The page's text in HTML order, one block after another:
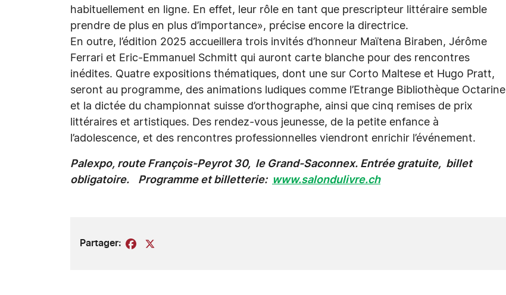
habituellement en ligne. En effet, leur rôle en tant que prescripteur littéraire semble
prendre de plus en plus d’importance», précise encore la directrice.
En outre, l’édition 2025 accueillera trois invités d’honneur Maïtena Biraben, Jérôme
Ferrari et Eric-Emmanuel Schmitt qui auront carte blanche pour des rencontres
inédites. Quatre expositions thématiques, dont une sur Corto Maltese et Hugo Pratt,
seront au programme, des animations ludiques comme l’Etrange Bibliothèque Octarine
et la dictée du championnat suisse d’orthographe, ainsi que cinq remises de prix
littéraires et artistiques. Des rendez-vous jeunesse, de la petite enfance à
l’adolescence, et des rencontres professionnelles viendront enrichir l’événement.
Palexpo, route François-Peyrot 30, le Grand-Saconnex. Entrée gratuite, billet
obligatoire. Programme et billetterie: www.salondulivre.ch
Partager: Facebook